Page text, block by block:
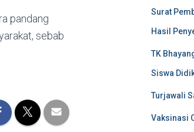
pandang
sebab
Surat
Hasil
TK
Siswa
Turjawali
Vaksinasi